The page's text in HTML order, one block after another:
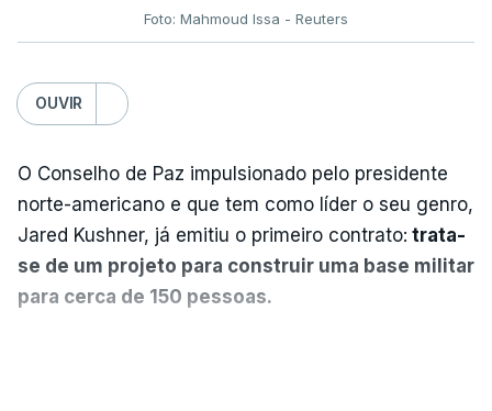
Foto: Mahmoud Issa - Reuters
OUVIR
O Conselho de Paz impulsionado pelo presidente
norte-americano e que tem como líder o seu genro,
Jared Kushner, já emitiu o primeiro contrato: trata-
se de um projeto para construir uma base militar
para cerca de 150 pessoas.